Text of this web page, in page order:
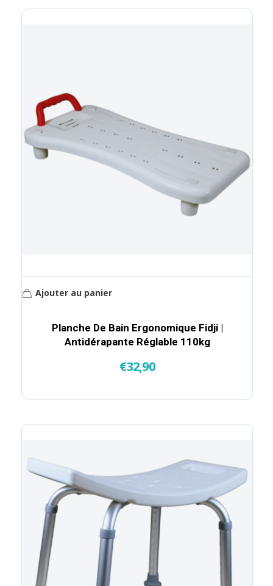
Planche De Bain Ergonomique Fidji |
Antidérapante Réglable 110kg
€32,90
Ajouter au panier